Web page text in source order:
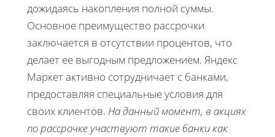
дожидаясь накопления полной суммы.
Основное преимущество рассрочки
заключается в отсутствии процентов, что
делает ее выгодным предложением. Яндекс
Маркет активно сотрудничает с банками,
предоставляя специальные условия для
своих клиентов. На данный момент, в акциях
по рассрочке участвуют такие банки как